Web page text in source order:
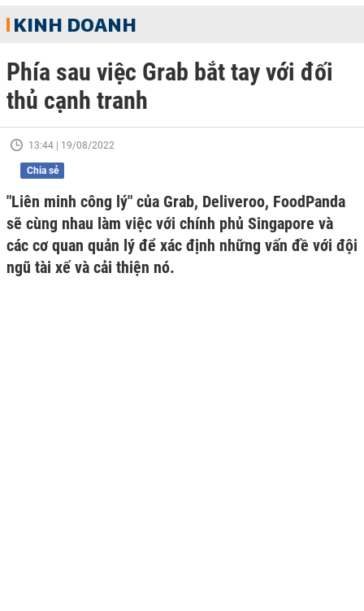
KINH DOANH
Phía sau việc Grab bắt tay với đối
thủ cạnh tranh
13:44 | 19/08/2022
Chia sẻ
"Liên minh công lý" của Grab, Deliveroo, FoodPanda
sẽ cùng nhau làm việc với chính phủ Singapore và
các cơ quan quản lý để xác định những vấn đề với đội
ngũ tài xế và cải thiện nó.